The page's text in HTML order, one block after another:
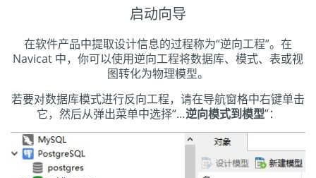
启动向导
在软件产品中提取设计信息的过程称为“逆向工程”。在
Navicat 中，你可以使用逆向工程将数据库、模式、表或视
图转化为物理模型。
若要对数据库模式进行反向工程，请在导航窗格中右键单击
它，然后从弹出菜单中选择“…逆向模式到模型”：